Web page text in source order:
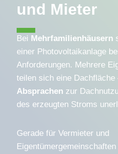
und Mieter
Bei Mehrfamilienhäusern
einer Photovoltaikanlage
Anforderungen. Mehrere
teilen sich eine Dachfläche
Absprachen zur
des erzeugten Stroms
Gerade für Vermieter und